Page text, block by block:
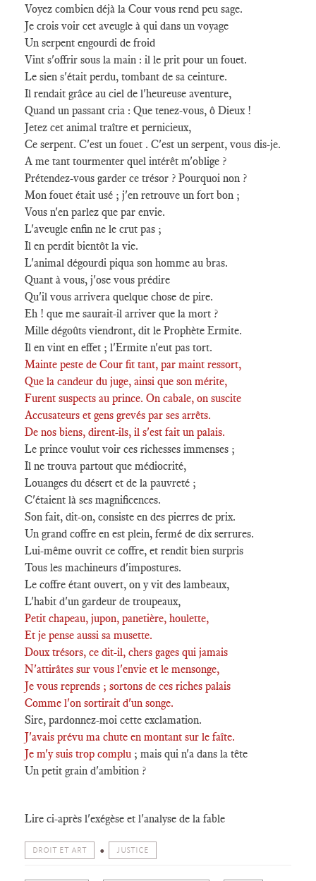
Voyez combien déjà la Cour vous rend peu sage.
Je crois voir cet aveugle à qui dans un voyage
Un serpent engourdi de froid
Vint s'offrir sous la main : il le prit pour un fouet.
Le sien s'était perdu, tombant de sa ceinture.
Il rendait grâce au ciel de l'heureuse aventure,
Quand un passant cria : Que tenez-vous, ô Dieux !
Jetez cet animal traître et pernicieux,
Ce serpent. C'est un fouet . C'est un serpent, vous dis-je.
A me tant tourmenter quel intérêt m'oblige ?
Prétendez-vous garder ce trésor ? Pourquoi non ?
Mon fouet était usé ; j'en retrouve un fort bon ;
Vous n'en parlez que par envie.
L'aveugle enfin ne le crut pas ;
Il en perdit bientôt la vie.
L'animal dégourdi piqua son homme au bras.
Quant à vous, j'ose vous prédire
Qu'il vous arrivera quelque chose de pire.
Eh ! que me saurait-il arriver que la mort ?
Mille dégoûts viendront, dit le Prophète Ermite.
Il en vint en effet ; l'Ermite n'eut pas tort.
Mainte peste de Cour fit tant, par maint ressort,
Que la candeur du juge, ainsi que son mérite,
Furent suspects au prince. On cabale, on suscite
Accusateurs et gens grevés par ses arrêts.
De nos biens, dirent-ils, il s'est fait un palais.
Le prince voulut voir ces richesses immenses ;
Il ne trouva partout que médiocrité,
Louanges du désert et de la pauvreté ;
C'étaient là ses magnificences.
Son fait, dit-on, consiste en des pierres de prix.
Un grand coffre en est plein, fermé de dix serrures.
Lui-même ouvrit ce coffre, et rendit bien surpris
Tous les machineurs d'impostures.
Le coffre étant ouvert, on y vit des lambeaux,
L'habit d'un gardeur de troupeaux,
Petit chapeau, jupon, panetière, houlette,
Et je pense aussi sa musette.
Doux trésors, ce dit-il, chers gages qui jamais
N'attirâtes sur vous l'envie et le mensonge,
Je vous reprends ; sortons de ces riches palais
Comme l'on sortirait d'un songe.
Sire, pardonnez-moi cette exclamation.
J'avais prévu ma chute en montant sur le faîte.
Je m'y suis trop complu ; mais qui n'a dans la tête
Un petit grain d'ambition ?
Lire ci-après l'exégèse et l'analyse de la fable
DROIT ET ART JUSTICE